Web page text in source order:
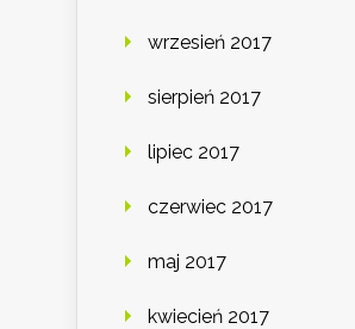
wrzesień 2017
sierpień 2017
lipiec 2017
czerwiec 2017
maj 2017
kwiecień 2017